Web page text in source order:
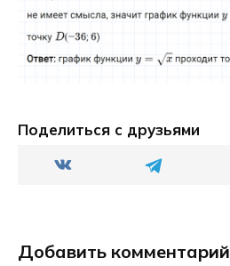
Поделиться с друзьями
Добавить комментарий